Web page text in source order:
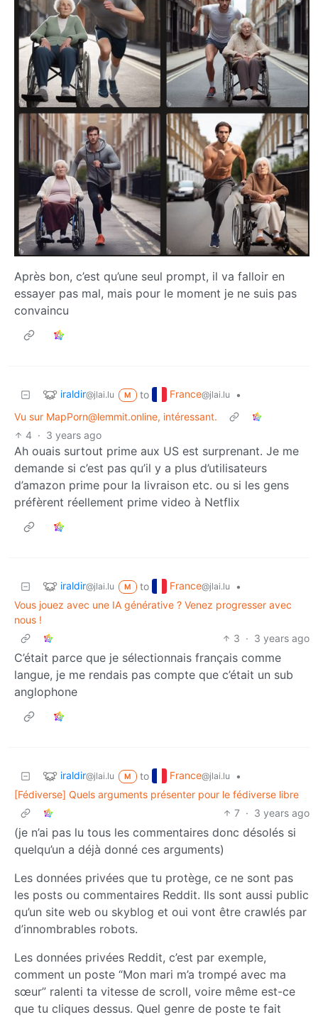
Après bon, c’est qu’une seul prompt, il va falloir en
essayer pas mal, mais pour le moment je ne suis pas
convaincu
iraldir@jlai.lu M to France@jlai.lu
•
Vu sur MapPorn@lemmit.online, intéressant.
4 · 3 years ago
Ah ouais surtout prime aux US est surprenant. Je me
demande si c’est pas qu’il y a plus d’utilisateurs
d’amazon prime pour la livraison etc. ou si les gens
préfèrent réellement prime video à Netflix
iraldir@jlai.lu M to France@jlai.lu
•
Vous jouez avec une IA générative ? Venez progresser avec
nous !
3 · 3 years ago
C’était parce que je sélectionnais français comme
langue, je me rendais pas compte que c’était un sub
anglophone
iraldir@jlai.lu M to France@jlai.lu
•
[Fédiverse] Quels arguments présenter pour le fédiverse libre
7 · 3 years ago
(je n’ai pas lu tous les commentaires donc désolés si
quelqu’un a déjà donné ces arguments)
Les données privées que tu protège, ce ne sont pas
les posts ou commentaires Reddit. Ils sont aussi public
qu’un site web ou skyblog et oui vont être crawlés par
d’innombrables robots.
Les données privées Reddit, c’est par exemple,
comment un poste “Mon mari m’a trompé avec ma
sœur” ralenti ta vitesse de scroll, voire même est-ce
que tu cliques dessus. Quel genre de poste te fait